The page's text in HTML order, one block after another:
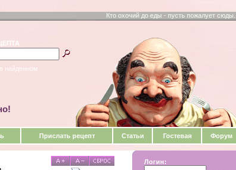
найденном
Кто охочий до еды - пусть пожалует сюды...
Прислать рецепт Статьи Гостевая Форум
Логин: